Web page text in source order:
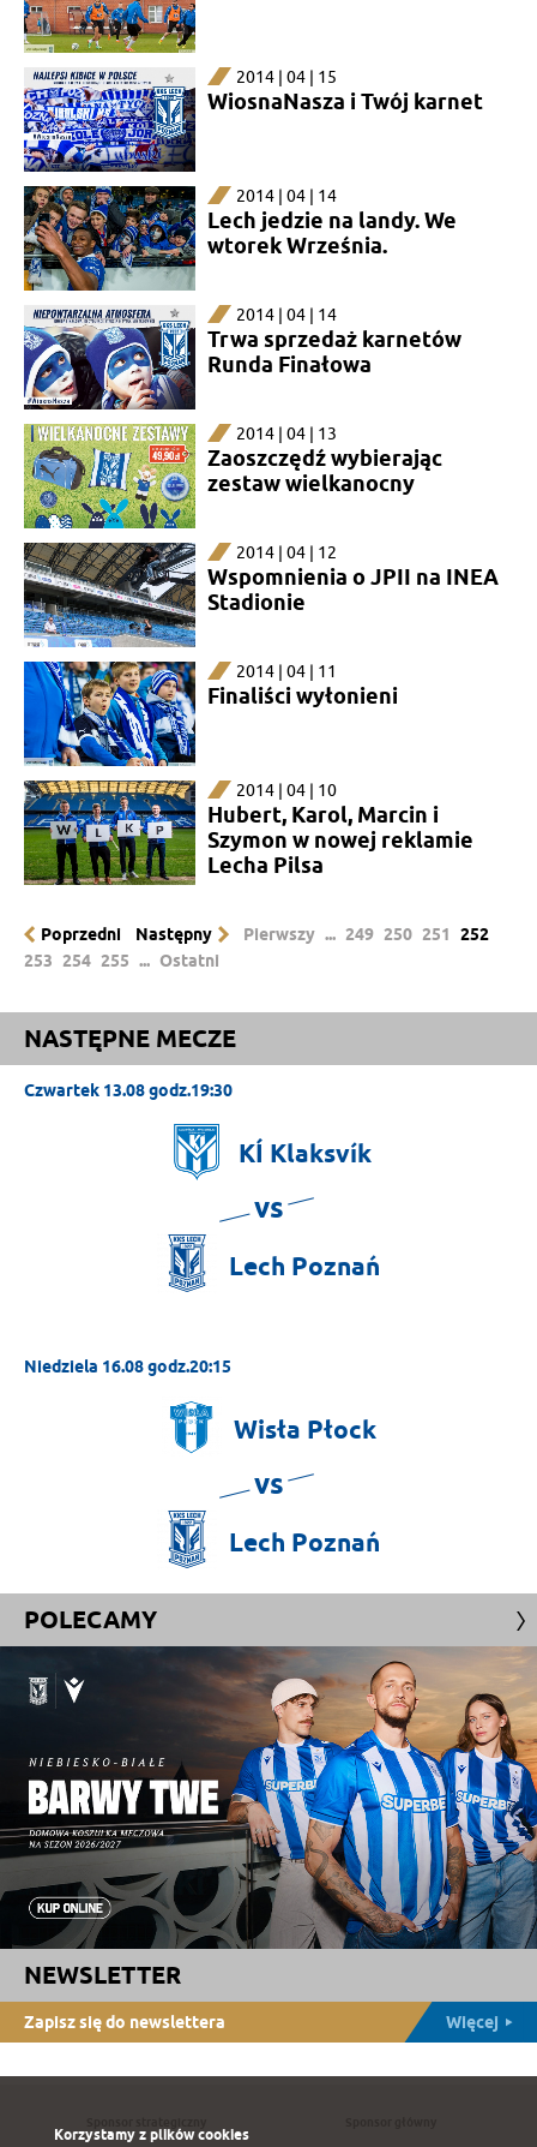
2014 | 04 | 15
WiosnaNasza i Twój karnet
2014 | 04 | 14
Lech jedzie na landy. We
wtorek Września.
2014 | 04 | 14
Trwa sprzedaż karnetów
Runda Finałowa
2014 | 04 | 13
Zaoszczędź wybierając
zestaw wielkanocny
2014 | 04 | 12
Wspomnienia o JPII na INEA
Stadionie
2014 | 04 | 11
Finaliści wyłonieni
2014 | 04 | 10
Hubert, Karol, Marcin i
Szymon w nowej reklamie
Lecha Pilsa
Poprzedni Następny Pierwszy ... 249 250 251
252
253 254 255 ... Ostatni
NASTĘPNE MECZE
Czwartek 13.08 godz.19:30
KÍ Klaksvík
vs
Lech Poznań
Niedziela 16.08 godz.20:15
Wisła Płock
vs
Lech Poznań
POLECAMY
NEWSLETTER
Zapisz się do newslettera Więcej
Korzystamy z plików cookies